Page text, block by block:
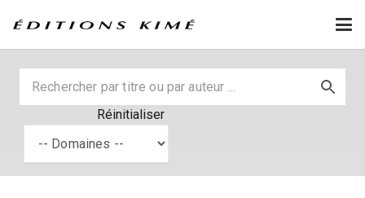
Réinitialiser